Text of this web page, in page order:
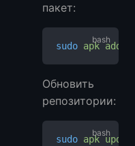
пакет:
sudo apk add
Обновить
репозитории:
sudo apk